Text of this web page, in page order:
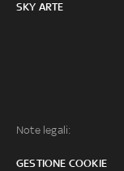
SKY ARTE
Note legali:
GESTIONE COOKIE